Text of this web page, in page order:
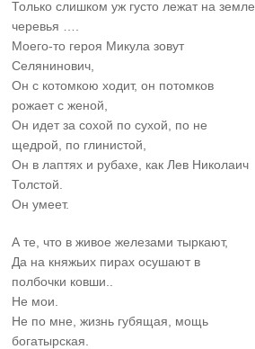
Только слишком уж густо лежат на земле
черевья ….
Моего-то героя Микула зовут
Селянинович,
Он с котомкою ходит, он потомков
рожает с женой,
Он идет за сохой по сухой, по не
щедрой, по глинистой,
Он в лаптях и рубахе, как Лев Николаич
Толстой.
Он умеет.
А те, что в живое железами тыркают,
Да на княжьих пирах осушают в
полбочки ковши..
Не мои.
Не по мне, жизнь губящая, мощь
богатырская.